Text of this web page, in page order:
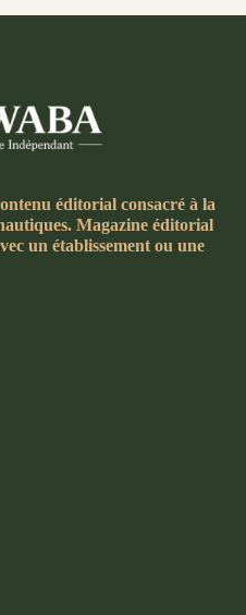
éditorial consacré à la
Magazine éditorial
un établissement ou une